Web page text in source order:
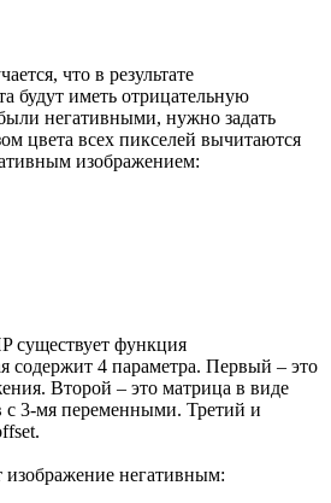
что в результате
будут иметь отрицательную
негативными, нужно задать
цвета всех пикселей вычитаются
изображением:
существует функция
содержит 4 параметра. Первый – это
Второй – это матрица в виде
с 3-мя переменными. Третий и
изображение негативным: